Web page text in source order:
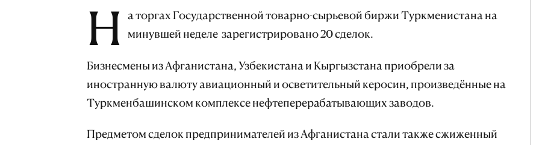
Н а торгах Государственной товарно-сырьевой биржи Туркменистана на
минувшей неделе зарегистрировано 20 сделок.
Бизнесмены из Афганистана, Узбекистана и Кыргызстана приобрели за
иностранную валюту авиационный и осветительный керосин, произведённые на
Туркменбашинском комплексе нефтеперерабатывающих заводов.
Предметом сделок предпринимателей из Афганистана стали также сжиженный